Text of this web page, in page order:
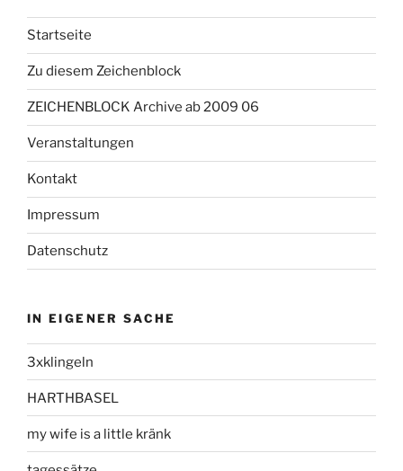
Startseite
Zu diesem Zeichenblock
ZEICHENBLOCK Archive ab 2009 06
Veranstaltungen
Kontakt
Impressum
Datenschutz
IN EIGENER SACHE
3xklingeln
HARTHBASEL
my wife is a little kränk